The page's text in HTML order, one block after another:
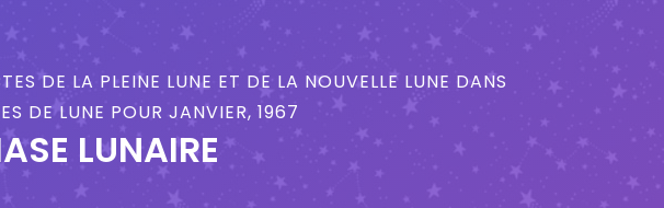
DE LA PLEINE LUNE ET DE LA NOUVELLE LUNE DANS
DE LUNE POUR JANVIER, 1967
LUNAIRE